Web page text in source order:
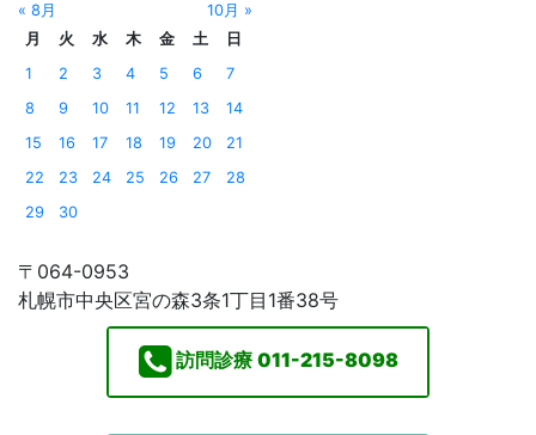
« 8月
10月 »
月
火 水 木 金 土
日
1
2 3 4 5 6
7
8
9 10 11 12 13
14
15
16 17 18 19 20
21
22
23 24 25 26 27
28
29
30
〒064-0953
札幌市中央区宮の森3条1丁目1番38号
訪問診療 011-215-8098